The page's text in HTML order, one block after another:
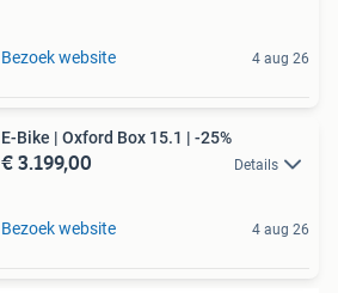
Bezoek website 4 aug 26
E-Bike | Oxford Box 15.1 | -25%
€ 3.199,00 Details
Bezoek website 4 aug 26